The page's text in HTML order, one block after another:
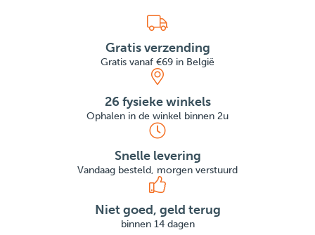
Gratis verzending
Gratis vanaf €69 in België
26 fysieke winkels
Ophalen in de winkel binnen 2u
Snelle levering
Vandaag besteld, morgen verstuurd
Niet goed, geld terug
binnen 14 dagen